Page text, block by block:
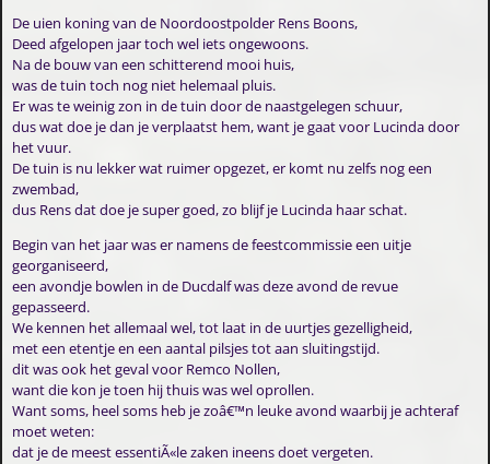
De uien koning van de Noordoostpolder Rens Boons,
Deed afgelopen jaar toch wel iets ongewoons.
Na de bouw van een schitterend mooi huis,
was de tuin toch nog niet helemaal pluis.
Er was te weinig zon in de tuin door de naastgelegen schuur,
dus wat doe je dan je verplaatst hem, want je gaat voor Lucinda door
het vuur.
De tuin is nu lekker wat ruimer opgezet, er komt nu zelfs nog een
zwembad,
dus Rens dat doe je super goed, zo blijf je Lucinda haar schat.
Begin van het jaar was er namens de feestcommissie een uitje
georganiseerd,
een avondje bowlen in de Ducdalf was deze avond de revue
gepasseerd.
We kennen het allemaal wel, tot laat in de uurtjes gezelligheid,
met een etentje en een aantal pilsjes tot aan sluitingstijd.
dit was ook het geval voor Remco Nollen,
want die kon je toen hij thuis was wel oprollen.
Want soms, heel soms heb je zoâ€™n leuke avond waarbij je achteraf
moet weten:
dat je de meest essentiÃ«le zaken ineens doet vergeten.